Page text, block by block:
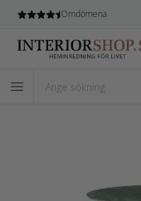
Omdömena